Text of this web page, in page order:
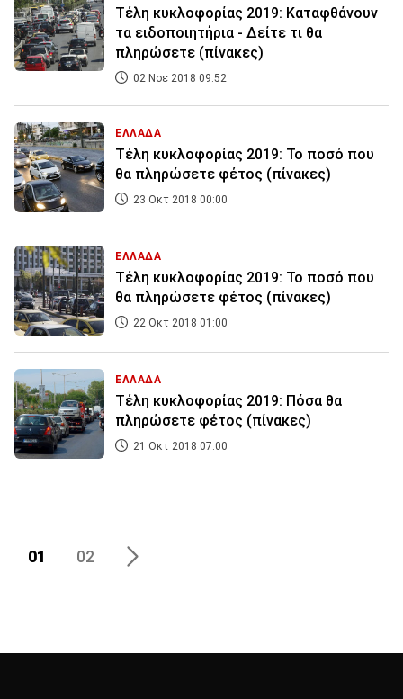
Τέλη κυκλοφορίας 2019: Καταφθάνουν
τα ειδοποιητήρια - Δείτε τι θα
πληρώσετε (πίνακες)
02 Νοε 2018 09:52
ΕΛΛΑΔΑ
Τέλη κυκλοφορίας 2019: Το ποσό που
θα πληρώσετε φέτος (πίνακες)
23 Οκτ 2018 00:00
ΕΛΛΑΔΑ
Τέλη κυκλοφορίας 2019: Το ποσό που
θα πληρώσετε φέτος (πίνακες)
22 Οκτ 2018 01:00
ΕΛΛΑΔΑ
Τέλη κυκλοφορίας 2019: Πόσα θα
πληρώσετε φέτος (πίνακες)
21 Οκτ 2018 07:00
01 02